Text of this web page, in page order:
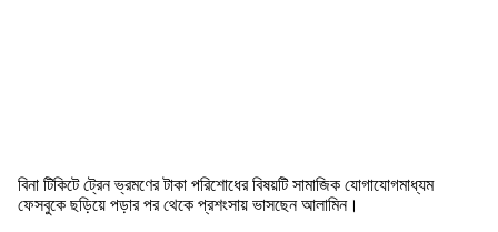
বিনা টিকিটে ট্রেন ভ্রমণের টাকা পরিশোধের বিষয়টি সামাজিক যোগাযোগমাধ্যম
ফেসবুকে ছড়িয়ে পড়ার পর থেকে প্রশংসায় ভাসছেন আলামিন।